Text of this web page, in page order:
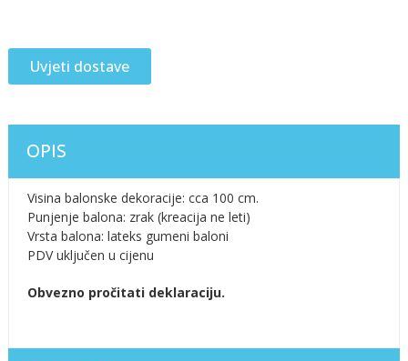
Uvjeti dostave
OPIS
Visina balonske dekoracije: cca 100 cm.
Punjenje balona: zrak (kreacija ne leti)
Vrsta balona: lateks gumeni baloni
PDV uključen u cijenu
Obvezno pročitati deklaraciju.